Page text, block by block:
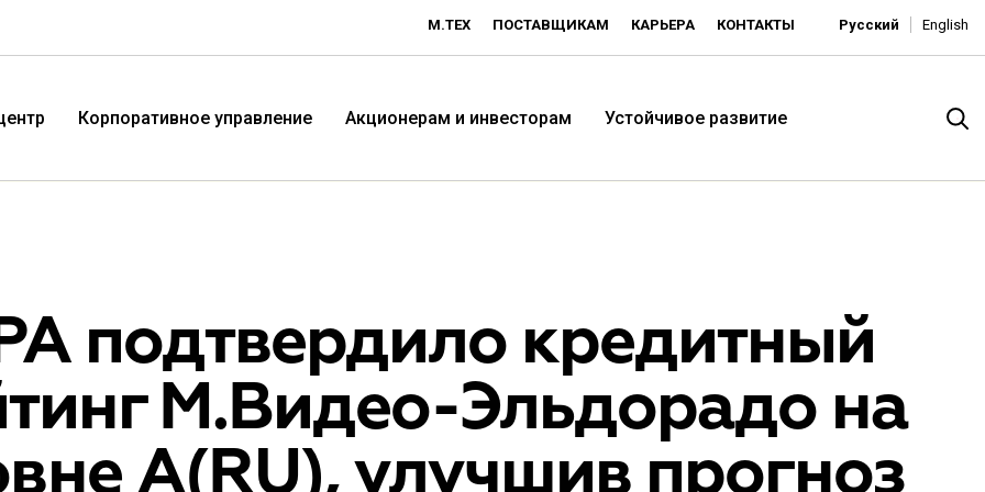
М.ТЕХ ПОСТАВЩИКАМ КАРЬЕРА КОНТАКТЫ Русский English
компания «М.Видео»
Территория низких цен -
«Эльдорадо»
Корпоративное управление Акционерам и инвесторам Устойчивое развитие
подтвердило кредитный
М.Видео-Эльдорадо на
A(RU), улучшив прогноз